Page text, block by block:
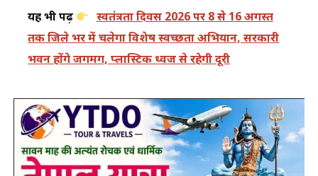
यह भी पढ़ें
स्वतंत्रता दिवस 2026 पर 8 से 16 अगस्त
तक जिले भर में चलेगा विशेष स्वच्छता अभियान, सरकारी
भवन होंगे जगमग, प्लास्टिक ध्वज से रहेगी दूरी